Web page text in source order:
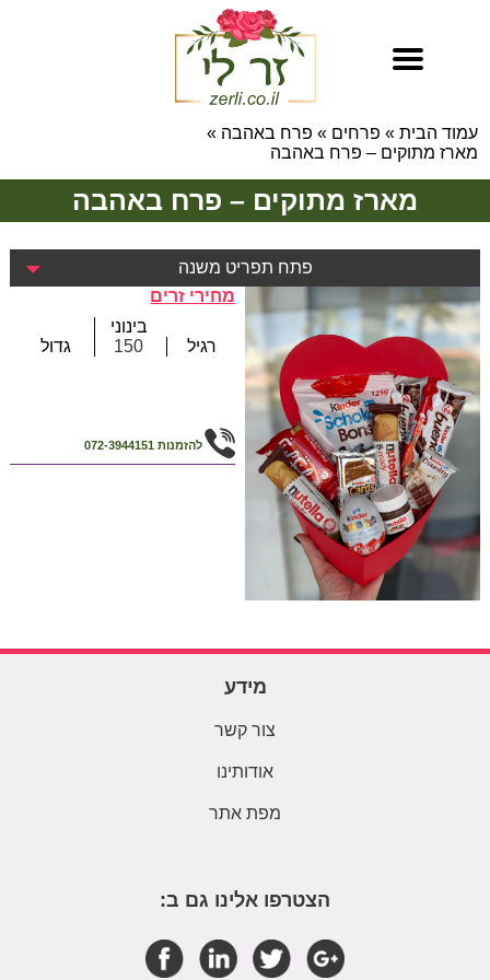
עמוד הבית » פרחים » פרח באהבה »
מארז מתוקים – פרח באהבה
מארז מתוקים – פרח באהבה
פתח תפריט משנה
מחירי זרים
רגיל
בינוני
150
גדול
להזמנות 072-3944151
מידע
צור קשר
אודותינו
מפת אתר
הצטרפו אלינו גם ב: